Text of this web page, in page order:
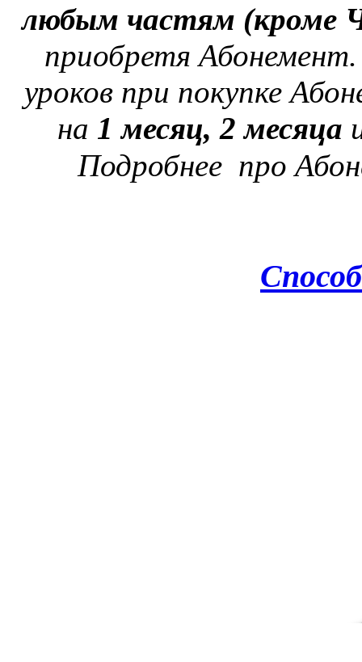
любым частям (кроме
приобретя
уроков при покупке
на 1 месяц, 2 месяца
Подробнее про